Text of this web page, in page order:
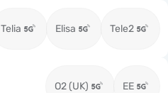
Telia Elisa Tele2
O2 (UK) EE